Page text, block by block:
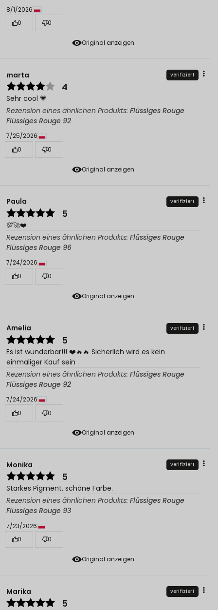
Original anzeigen
8/1/2026
0
0
Original anzeigen
marta verifiziert
4
Sehr cool 💗
Rezension eines ähnlichen Produkts: Flüssiges Rouge
Flüssiges Rouge 92
7/25/2026
0
0
Original anzeigen
Paula verifiziert
5
💯🚀❤️
Rezension eines ähnlichen Produkts: Flüssiges Rouge
Flüssiges Rouge 96
7/24/2026
0
0
Original anzeigen
Amelia verifiziert
5
Es ist wunderbar!!! ❤️🔥🔥 Sicherlich wird es kein
einmaliger Kauf sein
Rezension eines ähnlichen Produkts: Flüssiges Rouge
Flüssiges Rouge 92
7/24/2026
0
0
Original anzeigen
Monika verifiziert
5
Starkes Pigment, schöne Farbe.
Rezension eines ähnlichen Produkts: Flüssiges Rouge
Flüssiges Rouge 93
7/23/2026
0
0
Marika verifiziert
5